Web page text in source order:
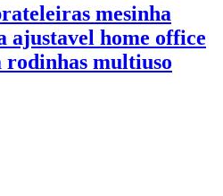
mesinha
ajustavel home office
rodinhas multiuso